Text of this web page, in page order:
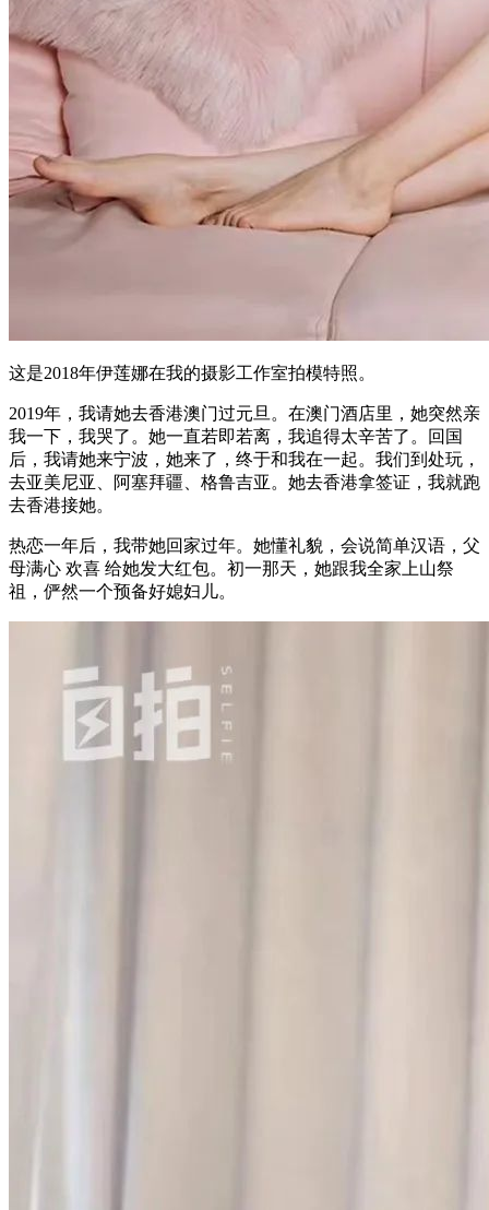
这是2018年伊莲娜在我的摄影工作室拍模特照。
2019年，我请她去香港澳门过元旦。在澳门酒店里，她突然亲
我一下，我哭了。她一直若即若离，我追得太辛苦了。回国
后，我请她来宁波，她来了，终于和我在一起。我们到处玩，
去亚美尼亚、阿塞拜疆、格鲁吉亚。她去香港拿签证，我就跑
去香港接她。
热恋一年后，我带她回家过年。她懂礼貌，会说简单汉语，父
母满心 欢喜 给她发大红包。初一那天，她跟我全家上山祭
祖，俨然一个预备好媳妇儿。